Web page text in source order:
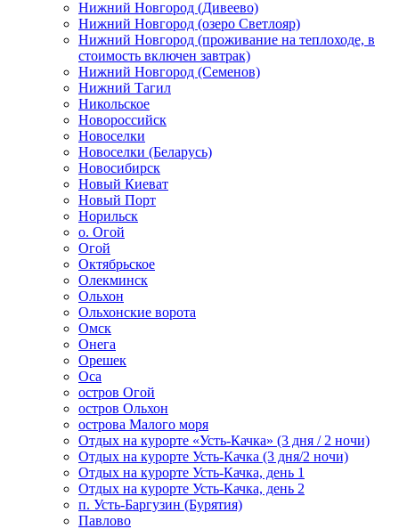
Нижний Новгород (Дивеево)
Нижний Новгород (озеро Светлояр)
Нижний Новгород (проживание на теплоходе, в
стоимость включен завтрак)
Нижний Новгород (Семенов)
Нижний Тагил
Никольское
Новороссийск
Новоселки
Новоселки (Беларусь)
Новосибирск
Новый Киеват
Новый Порт
Норильск
о. Огой
Огой
Октябрьское
Олекминск
Ольхон
Ольхонские ворота
Омск
Онега
Орешек
Оса
остров Огой
остров Ольхон
острова Малого моря
Отдых на курорте «Усть-Качка» (3 дня / 2 ночи)
Отдых на курорте Усть-Качка (3 дня/2 ночи)
Отдых на курорте Усть-Качка, день 1
Отдых на курорте Усть-Качка, день 2
п. Усть-Баргузин (Бурятия)
Павлово